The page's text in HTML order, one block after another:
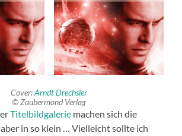
Cover:Arndt Drechsler
© Zaubermond Verlag
Titelbildgalerie machen sich die
in so klein … Vielleicht sollte ich